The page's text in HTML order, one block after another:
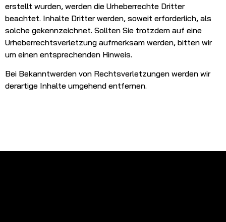
erstellt wurden, werden die Urheberrechte Dritter
beachtet. Inhalte Dritter werden, soweit erforderlich, als
solche gekennzeichnet. Sollten Sie trotzdem auf eine
Urheberrechtsverletzung aufmerksam werden, bitten wir
um einen entsprechenden Hinweis.
Bei Bekanntwerden von Rechtsverletzungen werden wir
derartige Inhalte umgehend entfernen.